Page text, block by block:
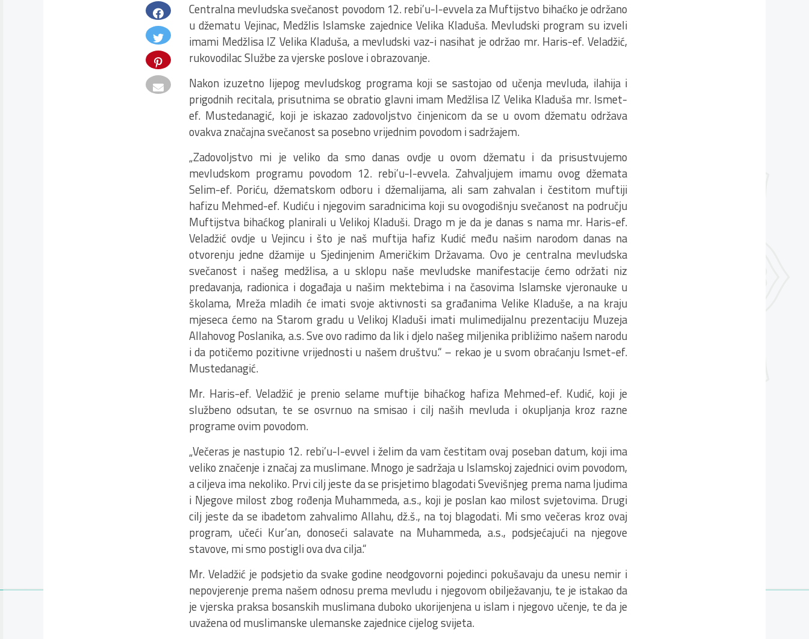
Centralna mevludska svečanost povodom 12. rebi’u-l-evvela za Muftijstvo bihaćko je održano
u džematu Vejinac, Medžlis Islamske zajednice Velika Kladuša. Mevludski program su izveli
imami Medžlisa IZ Velika Kladuša, a mevludski vaz-i nasihat je održao mr. Haris-ef. Veladžić,
rukovodilac Službe za vjerske poslove i obrazovanje.
Nakon izuzetno lijepog mevludskog programa koji se sastojao od učenja mevluda, ilahija i
prigodnih recitala, prisutnima se obratio glavni imam Medžlisa IZ Velika Kladuša mr. Ismet-
ef. Mustedanagić, koji je iskazao zadovoljstvo činjenicom da se u ovom džematu održava
ovakva značajna svečanost sa posebno vrijednim povodom i sadržajem.
„Zadovoljstvo mi je veliko da smo danas ovdje u ovom džematu i da prisustvujemo
mevludskom programu povodom 12. rebi’u-l-evvela. Zahvaljujem imamu ovog džemata
Selim-ef. Poriću, džematskom odboru i džemalijama, ali sam zahvalan i čestitom muftiji
hafizu Mehmed-ef. Kudiću i njegovim saradnicima koji su ovogodišnju svečanost na području
Muftijstva bihaćkog planirali u Velikoj Kladuši. Drago m je da je danas s nama mr. Haris-ef.
Veladžić ovdje u Vejincu i što je naš muftija hafiz Kudić među našim narodom danas na
otvorenju jedne džamije u Sjedinjenim Američkim Državama. Ovo je centralna mevludska
svečanost i našeg medžlisa, a u sklopu naše mevludske manifestacije ćemo održati niz
predavanja, radionica i događaja u našim mektebima i na časovima Islamske vjeronauke u
školama, Mreža mladih će imati svoje aktivnosti sa građanima Velike Kladuše, a na kraju
mjeseca ćemo na Starom gradu u Velikoj Kladuši imati mulimedijalnu prezentaciju Muzeja
Allahovog Poslanika, a.s. Sve ovo radimo da lik i djelo našeg miljenika približimo našem narodu
i da potičemo pozitivne vrijednosti u našem društvu.“ – rekao je u svom obraćanju Ismet-ef.
Mustedanagić.
Mr. Haris-ef. Veladžić je prenio selame muftije bihaćkog hafiza Mehmed-ef. Kudić, koji je
službeno odsutan, te se osvrnuo na smisao i cilj naših mevluda i okupljanja kroz razne
programe ovim povodom.
„Večeras je nastupio 12. rebi’u-l-evvel i želim da vam čestitam ovaj poseban datum, koji ima
veliko značenje i značaj za muslimane. Mnogo je sadržaja u Islamskoj zajednici ovim povodom,
a ciljeva ima nekoliko. Prvi cilj jeste da se prisjetimo blagodati Svevišnjeg prema nama ljudima
i Njegove milost zbog rođenja Muhammeda, a.s., koji je poslan kao milost svjetovima. Drugi
cilj jeste da se ibadetom zahvalimo Allahu, dž.š., na toj blagodati. Mi smo večeras kroz ovaj
program, učeći Kur’an, donoseći salavate na Muhammeda, a.s., podsjećajući na njegove
stavove, mi smo postigli ova dva cilja.“
Mr. Veladžić je podsjetio da svake godine neodgovorni pojedinci pokušavaju da unesu nemir i
nepovjerenje prema našem odnosu prema mevludu i njegovom obilježavanju, te je istakao da
je vjerska praksa bosanskih muslimana duboko ukorijenjena u islam i njegovo učenje, te da je
uvažena od muslimanske ulemanske zajednice cijelog svijeta.